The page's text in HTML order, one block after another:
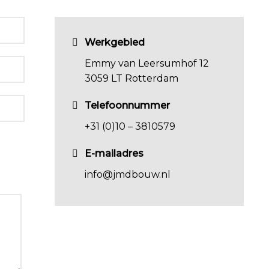
Werkgebied
Emmy van Leersumhof 12
3059 LT Rotterdam
Telefoonnummer
+31 (0)10 – 3810579
E-mailadres
info@jmdbouw.nl